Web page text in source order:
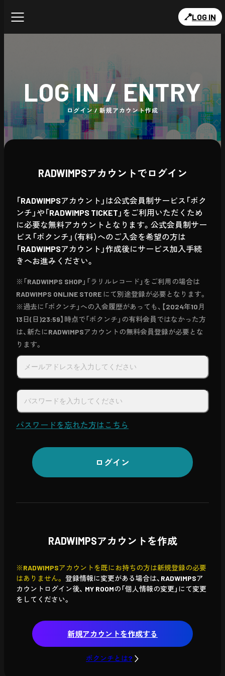
LOG IN
LOG IN / ENTRY
ログイン / 新規アカウント作成
RADWIMPSアカウントでログイン
「RADWIMPSアカウント」は公式会員制サービス「ボク
ンチ」や「RADWIMPS TICKET」をご利用いただくため
に必要な無料アカウントとなります。公式会員制サー
ビス「ボクンチ」（有料）へのご入会を希望の方は
「RADWIMPSアカウント」作成後にサービス加入手続
きへお進みください。
※「RADWIMPS SHOP」「ラリルレコード」をご利用の場合は
RADWIMPS ONLINE STORE にて別途登録が必要となります。
※過去に「ボクンチ」への入会履歴があっても、【2024年10月
13日(日)23:59】時点で「ボクンチ」の有料会員ではなかった方
は、新たにRADWIMPSアカウントの無料会員登録が必要とな
ります。
パスワードを忘れた方はこちら
ログイン
RADWIMPSアカウントを作成
※RADWIMPSアカウントを既にお持ちの方は新規登録の必要
はありません。 登録情報に変更がある場合は、RADWIMPSア
カウントログイン後、 MY ROOMの「個人情報の変更」にて変更
をしてください。
新規アカウントを作成する
ボクンチとは?